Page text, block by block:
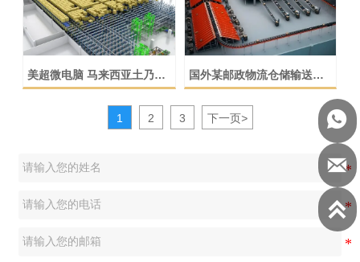
美超微电脑 马来西亚土乃立
体仓库项目
国外某邮政物流仓储输送线
系统流程动画演示
1 2 3 下一页>


